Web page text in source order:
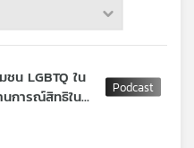
ชน LGBTQ ใน
การณ์สิทธิใน